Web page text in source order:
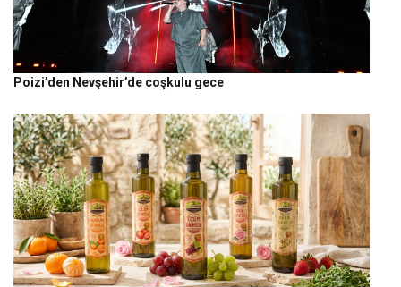
Poizi’den Nevşehir’de coşkulu gece